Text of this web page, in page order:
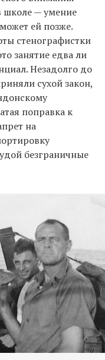
школе — умение
ей позже.
стенографистки
занятие едва ли
Незадолго до
сухой закон,
поправка к
на
безграничные